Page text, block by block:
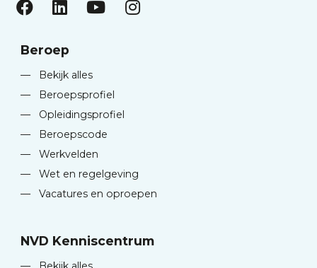
Beroep
—
Bekijk alles
—
Beroepsprofiel
—
Opleidingsprofiel
—
Beroepscode
—
Werkvelden
—
Wet en regelgeving
—
Vacatures en oproepen
NVD Kenniscentrum